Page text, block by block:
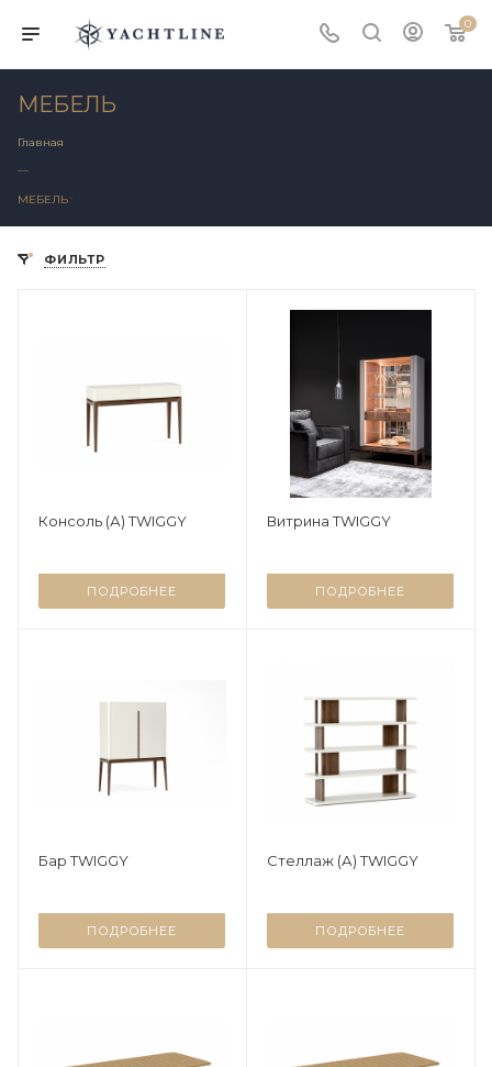
0
МЕБЕЛЬ
Главная
—
МЕБЕЛЬ
ФИЛЬТР
Консоль (А) TWIGGY
ПОДРОБНЕЕ
Витрина TWIGGY
ПОДРОБНЕЕ
Бар TWIGGY
ПОДРОБНЕЕ
Стеллаж (А) TWIGGY
ПОДРОБНЕЕ